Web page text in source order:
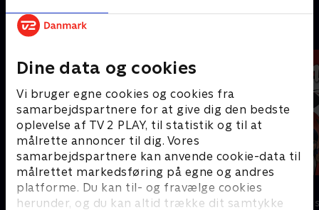
Dine data og cookies
Vi bruger egne cookies og cookies fra
samarbejdspartnere for at give dig den bedste
oplevelse af TV 2 PLAY, til statistik og til at
målrette annoncer til dig. Vores
samarbejdspartnere kan anvende cookie-data til
målrettet markedsføring på egne og andres
platforme. Du kan til- og fravælge cookies
herunder, og du kan altid trække dit samtykke
Andre så også
Mashas eventyr
Børneserier • 1 sæsoner
Miraculous
Børneserier • 3